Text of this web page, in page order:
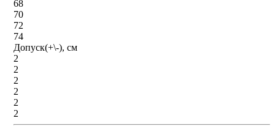
68
70
72
74
Допуск(+\-), см
2
2
2
2
2
2